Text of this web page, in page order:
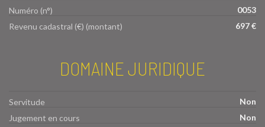
Numéro (n°)
0053
Revenu cadastral (€) (montant)
697 €
DOMAINE JURIDIQUE
Servitude
Non
Jugement en cours
Non